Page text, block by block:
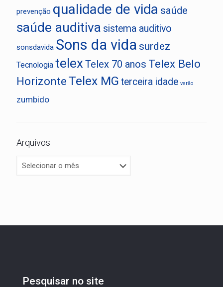
prevenção qualidade de vida saúde
saúde auditiva sistema auditivo
sonsdavida Sons da vida surdez
Tecnologia telex Telex 70 anos Telex Belo
HorizonteTelex MG terceira idade verão
zumbido
Arquivos
Pesquisar no site